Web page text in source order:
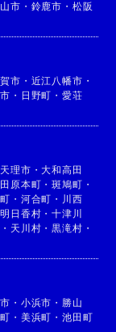
市 ・ 鈴鹿市 ・ 松阪
市 ・ 近江八幡市 ・
・ 日野町 ・ 愛荘
天理市 ・大和高田
田原本町 ・斑鳩町 ・
・ 河合町 ・ 川西
明日香村 ・十津川
・ 天川村 ・黒滝村 ・
・ 小浜市 ・ 勝山
・ 美浜町 ・ 池田町